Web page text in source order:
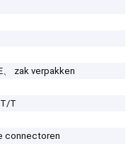
、 zak verpakken
T/T
connectoren